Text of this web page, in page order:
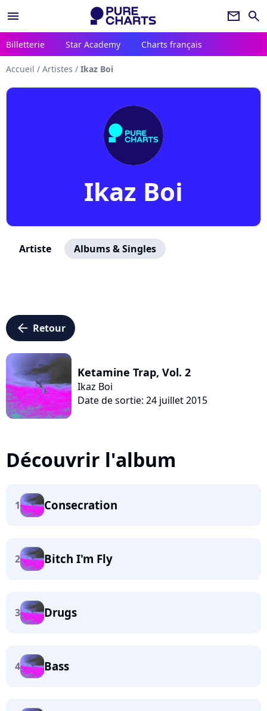
menu newsletter search
Billetterie Star Academy Charts français
Accueil / Artistes / Ikaz Boi
Ikaz Boi
Artiste Albums & Singles
arrow_left Retour
Ketamine Trap, Vol. 2
Ikaz Boi
Date de sortie: 24 juillet 2015
Découvrir l'album
1 Consecration
2 Bitch I'm Fly
3 Drugs
4 Bass